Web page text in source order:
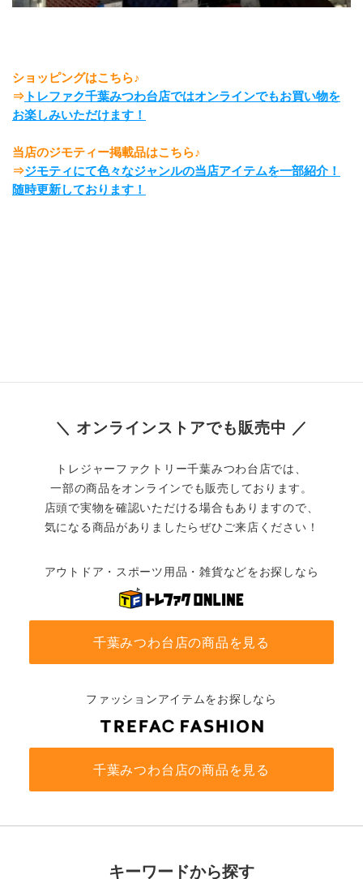
ショッピングはこちら♪
⇒ トレファク千葉みつわ台店ではオンラインでもお買い物を
お楽しみいただけます ！
当店のジモティー掲載品はこちら♪
⇒ジモティにて色々なジャンルの当店アイテムを一部紹介！
随時更新しております！
＼ オンラインストアでも販売中 ／
トレジャーファクトリー千葉みつわ台店では、
一部の商品をオンラインでも販売しております。
店頭で実物を確認いただける場合もありますので、
気になる商品がありましたらぜひご来店ください！
アウトドア・スポーツ用品・雑貨などをお探しなら
千葉みつわ台店の商品を見る
ファッションアイテムをお探しなら
千葉みつわ台店の商品を見る
キーワードから探す